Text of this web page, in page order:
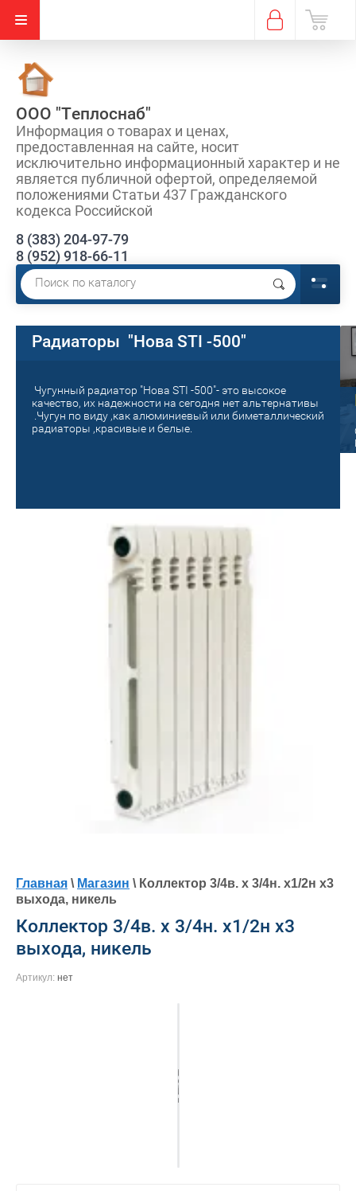
ООО "Теплоснаб"
Информация о товарах и ценах,
предоставленная на сайте, носит
исключительно информационный характер и не
является публичной офертой, определяемой
положениями Статьи 437 Гражданского
кодекса Российской
8 (383) 204-97-79
8 (952) 918-66-11
Радиаторы "Нова STI -500"
Чугунный радиатор "Нова STI -500"- это высокое
качество, их надежности на сегодня нет альтернативы
.Чугун по виду ,как алюминиевый или биметаллический
радиаторы ,красивые и белые.
Старый на новый!
Поменяй на новое отопление! Сделай
Главная \ Магазин \ Коллектор 3/4в. х 3/4н. х1/2н х3
выхода, никель
Коллектор 3/4в. х 3/4н. х1/2н х3
выхода, никель
Артикул: нет